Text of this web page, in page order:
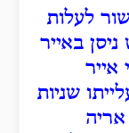
לעלות
באייר
שניות